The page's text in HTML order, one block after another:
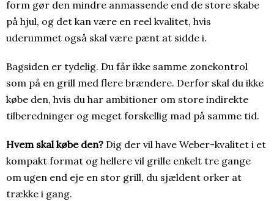
form gør den mindre anmassende end de store skabe
på hjul, og det kan være en reel kvalitet, hvis
uderummet også skal være pænt at sidde i.
Bagsiden er tydelig. Du får ikke samme zonekontrol
som på en grill med flere brændere. Derfor skal du ikke
købe den, hvis du har ambitioner om store indirekte
tilberedninger og meget forskellig mad på samme tid.
Hvem skal købe den? Dig der vil have Weber-kvalitet i et
kompakt format og hellere vil grille enkelt tre gange
om ugen end eje en stor grill, du sjældent orker at
trække i gang.